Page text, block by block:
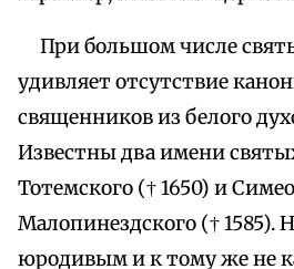
При большом числе
удивляет отсутствие
священников из белого
Известны два имени
Тотемского († 1650) и
Малопинездского († 1585).
юродивым и к тому же не